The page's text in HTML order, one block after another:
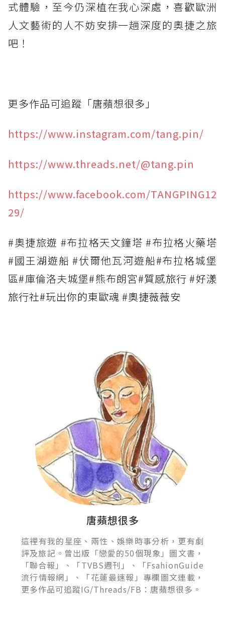
式體驗，至今仍深植在我心深處，喜歡歐洲
人文藝術的人不妨安排一趟深度的奧捷之旅
吧！
更多作品可追蹤「唐蘋想很多」
https://www.instagram.com/tang.pin/
https://www.threads.net/@tang.pin
https://www.facebook.com/TANGPING12
29/
#奧捷旅遊 #布拉格天文鐘塔 #布拉格火藥塔
#國王湖遊船 #伏爾他瓦河遊船#布拉格城堡
區#庫倫洛夫城堡#熊布朗宮#質感旅行 #好漾
旅行社#玩出你的東歐魂 #奧捷薇薇安
唐蘋想很多
這裡有我的星座、兩性、娛樂時事分析，更有劇
評及旅記。曾出版「戀愛的50個現象」圖文書，
「聯合報」、「TVBS週刊」、「FsahionGuide
流行情報網」、「花蓮最速報」專欄圖文連載，
更多作品可追蹤IG/Threads/FB：唐蘋想很多。